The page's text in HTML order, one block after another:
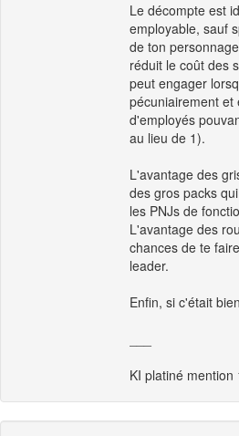
Le décompte est
employable, sauf
de ton
réduit le coût des
peut engager
pécuniairement
d'employés
au lieu de 1).
L'avantage des
des gros packs
les PNJs de
L'avantage des
chances de te
leader.
Enfin, si c'était
KI platiné mention